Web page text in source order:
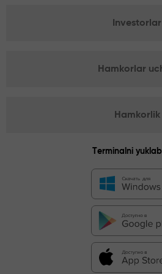
Investorlar
Hamkorlar
Hamkorlik
Terminalni